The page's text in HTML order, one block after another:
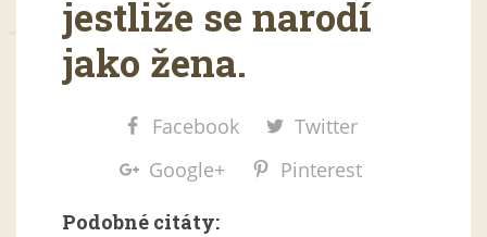
jestliže se narodí
jako žena.
Facebook
Twitter
Google+
Pinterest
Podobné citáty: